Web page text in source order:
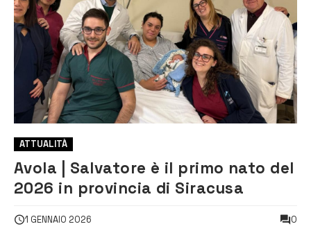
ATTUALITÀ
Avola | Salvatore è il primo nato del
2026 in provincia di Siracusa
1 GENNAIO 2026 0